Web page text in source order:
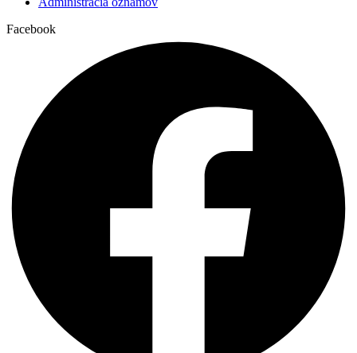
19.11.
18:00
Za pochovaných v uplynulom týždni
Kaniansky
Kraus
09:00
IBAN:
SK72 1111 0000 0066 1528 6006
Facebook